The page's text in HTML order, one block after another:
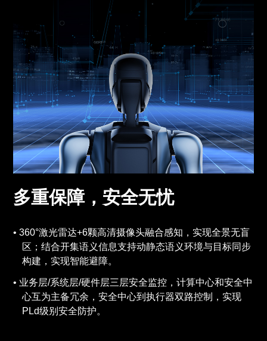
多重保障，安全无忧
360°激光雷达+6颗高清摄像头融合感知，实现全景无盲
区；结合开集语义信息支持动静态语义环境与目标同步
构建，实现智能避障。
业务层/系统层/硬件层三层安全监控，计算中心和安全中
心互为主备冗余，安全中心到执行器双路控制，实现
PLd级别安全防护。